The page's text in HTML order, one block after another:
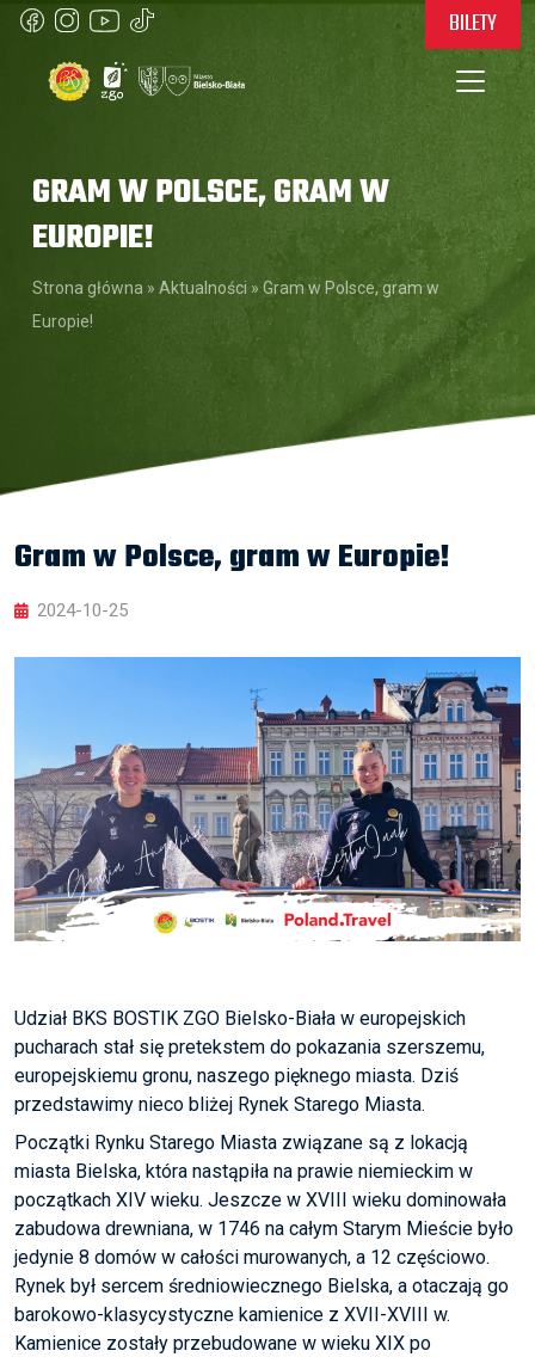
BILETY
GRAM W POLSCE, GRAM W
EUROPIE!
Strona główna » Aktualności » Gram w Polsce, gram w
Europie!
Gram w Polsce, gram w Europie!
2024-10-25
Udział BKS BOSTIK ZGO Bielsko-Biała w europejskich
pucharach stał się pretekstem do pokazania szerszemu,
europejskiemu gronu, naszego pięknego miasta. Dziś
przedstawimy nieco bliżej Rynek Starego Miasta.
Początki Rynku Starego Miasta związane są z lokacją
miasta Bielska, która nastąpiła na prawie niemieckim w
początkach XIV wieku. Jeszcze w XVIII wieku dominowała
zabudowa drewniana, w 1746 na całym Starym Mieście było
jedynie 8 domów w całości murowanych, a 12 częściowo.
Rynek był sercem średniowiecznego Bielska, a otaczają go
barokowo-klasycystyczne kamienice z XVII-XVIII w.
Kamienice zostały przebudowane w wieku XIX po